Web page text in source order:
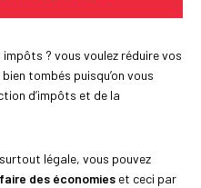
? vous voulez réduire vos
tombés puisqu’on vous
d’impôts et de la
légale, vous pouvez
faire des économies et ceci par